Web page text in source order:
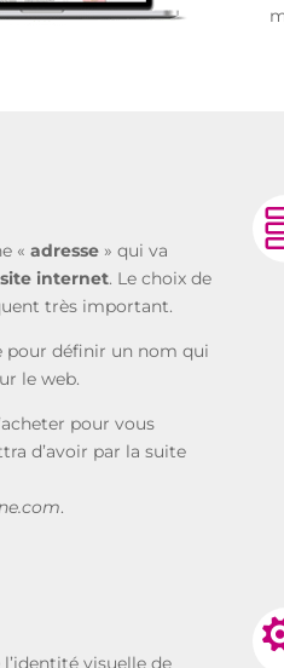
« adresse» qui va
site internet. Le choix de
très important.
pour définir un nom qui
le web.
pour vous
d’avoir par la suite
.
visuelle de